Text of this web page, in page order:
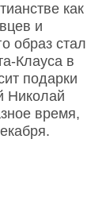
как
и
образ стал
Клауса в
подарки
Николай
время,